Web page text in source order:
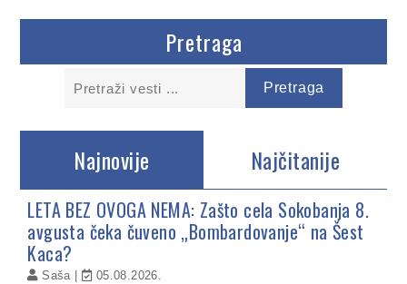
Pretraga
Najnovije Najčitanije
LETA BEZ OVOGA NEMA: Zašto cela Sokobanja 8.
avgusta čeka čuveno „Bombardovanje“ na Šest
Kaca?
Saša 05.08.2026.